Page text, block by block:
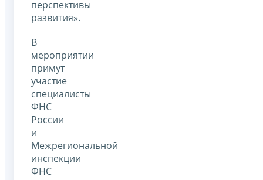
перспективы
развития».
В
мероприятии
примут
участие
специалисты
ФНС
России
и
Межрегиональной
инспекции
ФНС